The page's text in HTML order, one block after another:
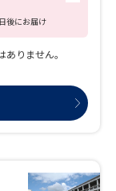
バルに強い大学特
対する企業の評価も
後にお届け
りません。